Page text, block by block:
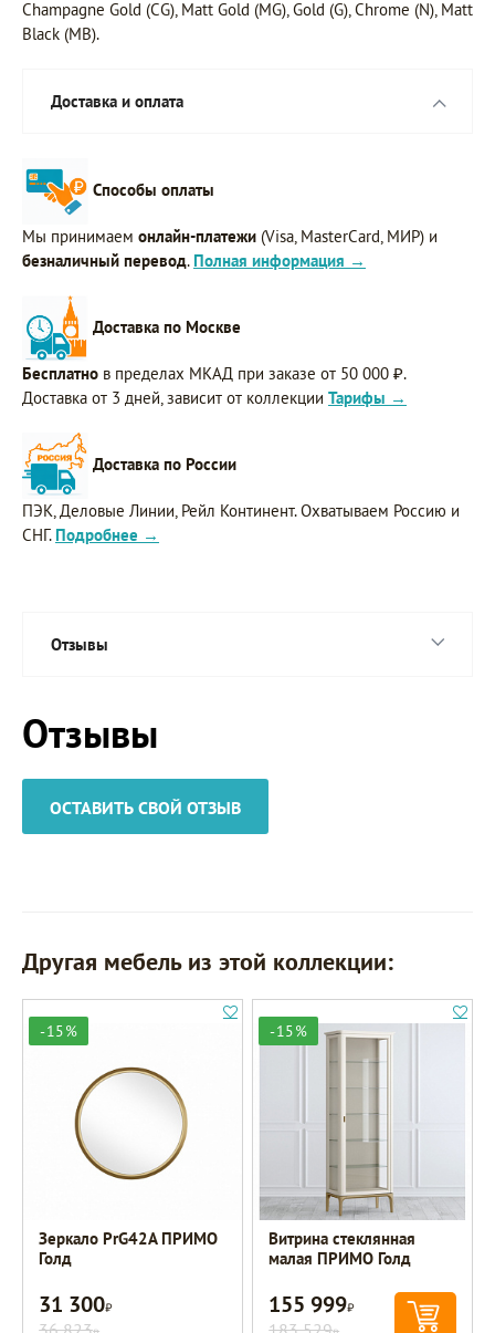
Champagne Gold (CG), Matt Gold (MG), Gold (G), Chrome (N), Matt
Black (MB).
Доставка и оплата
Способы оплаты
Мы принимаем онлайн-платежи (Visa, MasterCard, МИР) и
безналичный перевод. Полная информация →
Доставка по Москве
Бесплатно в пределах МКАД при заказе от 50 000 ₽.
Доставка от 3 дней, зависит от коллекции Тарифы →
Доставка по России
ПЭК, Деловые Линии, Рейл Континент. Охватываем Россию и
СНГ. Подробнее →
Отзывы
Отзывы
ОСТАВИТЬ СВОЙ ОТЗЫВ
Другая мебель из этой коллекции:
-15%
Зеркало PrG42A ПРИМО
Голд
31 300Р
Р
-15%
Витрина стеклянная
малая ПРИМО Голд
155 999Р
Р